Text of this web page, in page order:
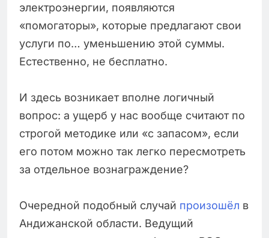
электроэнергии, появляются
«помогаторы», которые предлагают свои
услуги по… уменьшению этой суммы.
Естественно, не бесплатно.
И здесь возникает вполне логичный
вопрос: а ущерб у нас вообще считают по
строгой методике или «с запасом», если
его потом можно так легко пересмотреть
за отдельное вознаграждение?
Очередной подобный случай произошёл в
Андижанской области. Ведущий